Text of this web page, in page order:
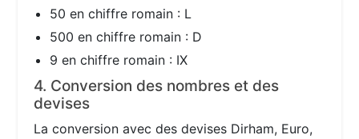
50 en chiffre romain : L
500 en chiffre romain : D
9 en chiffre romain : IX
4. Conversion des nombres et des
devises
La conversion avec des devises Dirham, Euro,